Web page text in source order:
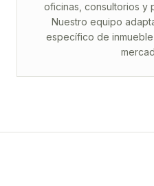
oficinas, consultorios y
Nuestro equipo
específico de